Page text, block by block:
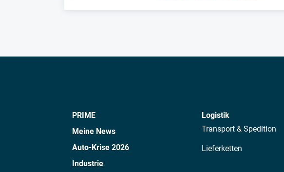
PRIME
Meine News
Auto-Krise 2026
Industrie
Logistik
Transport & Spedition
Lieferketten